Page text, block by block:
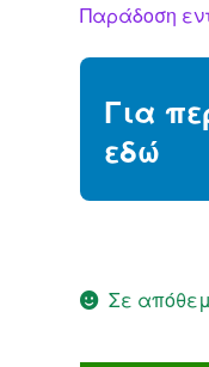
Παράδοση
Για
εδώ
Σε